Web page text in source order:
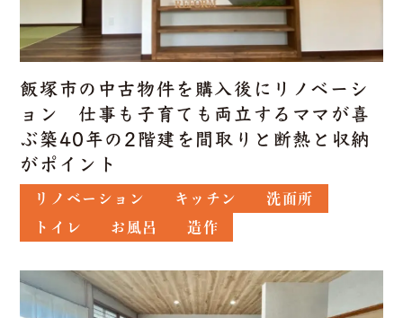
飯塚市の中古物件を購入後にリノベーシ
ョン 仕事も子育ても両立するママが喜
ぶ築40年の2階建を間取りと断熱と収納
がポイント
リノベーション キッチン
洗面所
トイレ
お風呂 造作